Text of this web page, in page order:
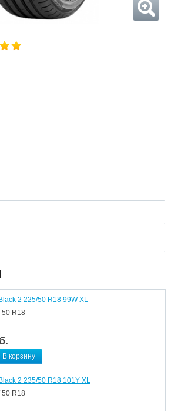
2 225/50 R18 99W XL
50 R18
В корзину
2 235/50 R18 101Y XL
50 R18